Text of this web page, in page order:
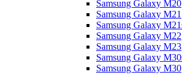
Samsung Galaxy M20
Samsung Galaxy M21
Samsung Galaxy
Samsung Galaxy M22
Samsung Galaxy M23
Samsung Galaxy
Samsung Galaxy M30